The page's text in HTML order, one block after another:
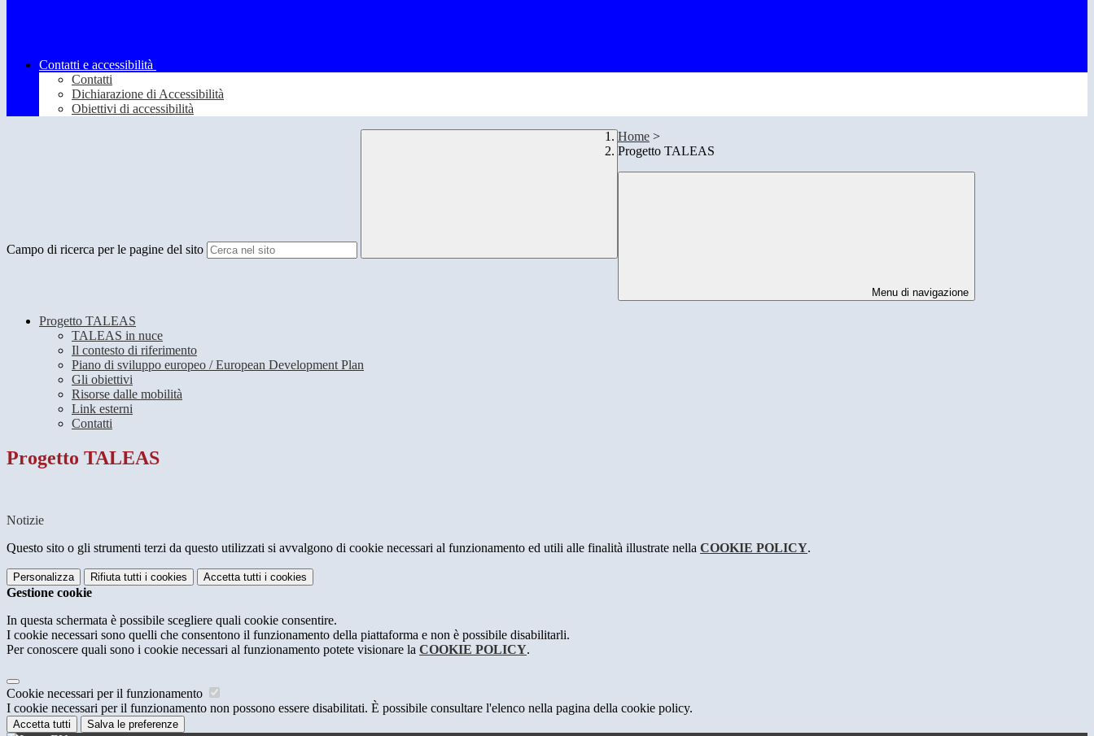
Contatti e accessibilità
Contatti
Dichiarazione di Accessibilità
Obiettivi di accessibilità
Campo di ricerca per le pagine del sito
Home >
Progetto TALEAS
Menu di navigazione
Progetto TALEAS
TALEAS in nuce
Il contesto di riferimento
Piano di sviluppo europeo / European Development Plan
Gli obiettivi
Risorse dalle mobilità
Link esterni
Contatti
Progetto TALEAS
Notizie
Questo sito o gli strumenti terzi da questo utilizzati si avvalgono di cookie necessari al funzionamento ed utili alle finalità illustrate nella COOKIE POLICY.
Personalizza Rifiuta tutti i cookies Accetta tutti i cookies
Gestione cookie
In questa schermata è possibile scegliere quali cookie consentire.
I cookie necessari sono quelli che consentono il funzionamento della piattaforma e non è possibile disabilitarli.
Per conoscere quali sono i cookie necessari al funzionamento potete visionare la COOKIE POLICY.
Cookie necessari per il funzionamento
I cookie necessari per il funzionamento non possono essere disabilitati. È possibile consultare l'elenco nella pagina della cookie policy.
Accetta tutti Salva le preferenze